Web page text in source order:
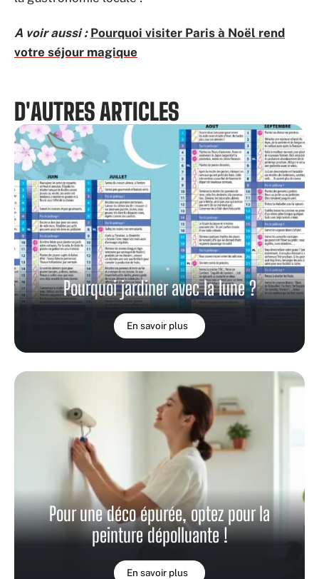
A voir aussi : Pourquoi visiter Paris à Noël rend
votre séjour magique
D'AUTRES ARTICLES
Pourquoi jardiner avec la lune ?
En savoir plus
Pour une déco épurée, optez pour la
peinture dépolluante !
En savoir plus